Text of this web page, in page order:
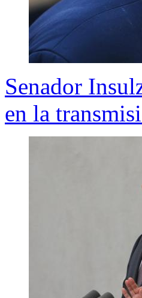
Senador
en la